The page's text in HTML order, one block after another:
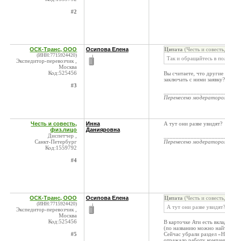
#2
ОСК-Транс, ООО
(ИНН:7715924420)
Экспедитор-перевозчик ,
Москва
Код:525456
#3
Осипова Елена Цитата (Честь и
Так и обращайтесь в
Вы считаете, что другие
заключать с ними заявку?
Перенесено
Честь и совесть,
физ.лицо
Диспетчер ,
Санкт-Петербург
Код:1559792
#4
Инна
Данияровна
А тут они разве увидят?
Перенесено
ОСК-Транс, ООО
(ИНН:7715924420)
Экспедитор-перевозчик ,
Москва
Код:525456
#5
Осипова Елена Цитата (Честь и
А тут они разве увидят?
В карточке Ати есть
(по названию можно
Сейчас убрали раздел